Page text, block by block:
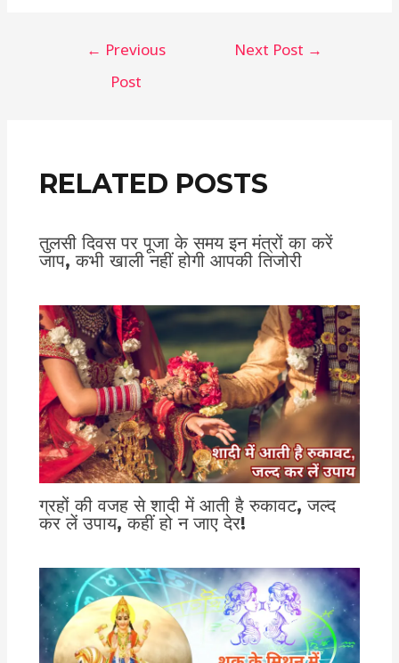
← Previous
Post
Next Post →
RELATED POSTS
तुलसी दिवस पर पूजा के समय इन मंत्रों का करें
जाप, कभी खाली नहीं होगी आपकी तिजोरी
ग्रहों की वजह से शादी में आती है रुकावट, जल्द
कर लें उपाय, कहीं हो न जाए देर!